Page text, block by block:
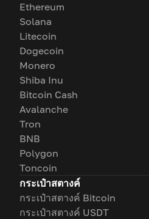
Ethereum
Solana
Litecoin
Dogecoin
Monero
Shiba Inu
Bitcoin Cash
Avalanche
Tron
BNB
Polygon
Toncoin
กระเป๋าสตางค์
กระเป๋าสตางค์ Bitcoin
กระเป๋าสตางค์ USDT